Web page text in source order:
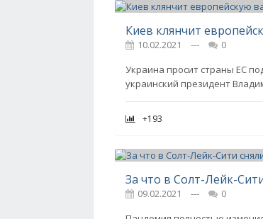
10.02.2021 ---
0
Украина просит страны ЕС
украинский президент
+193
За что в Солт-Лейк-
09.02.2021 ---
0